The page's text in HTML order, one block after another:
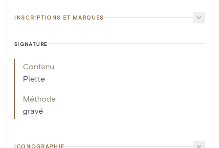
INSCRIPTIONS ET MARQUES
SIGNATURE
Contenu
Piette
Méthode
gravé
ICONOGRAPHIE